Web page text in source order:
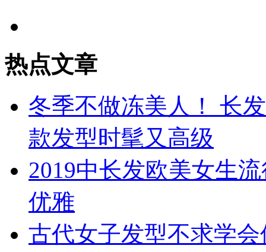
热点文章
冬季不做冻美人！ 长
款发型时髦又高级
2019中长发欧美女生
优雅
古代女子发型不求学